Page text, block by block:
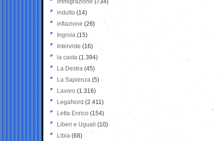
Immigrazione (734)
indulto (14)
inflazione (26)
Ingroia (15)
Interviste (16)
la casta (1.394)
La Destra (45)
La Sapienza (5)
Lavoro (1.316)
LegaNord (2.411)
Letta Enrico (154)
Liberi e Uguali (10)
Libia (68)